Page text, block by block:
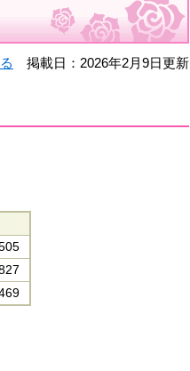
掲載日：2026年2月9日更新